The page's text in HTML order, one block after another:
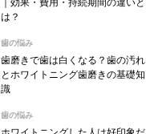
は？
歯の悩み
歯磨きで歯は白くなる？歯の汚れ
とホワイトニング歯磨きの基礎知
識
歯の悩み